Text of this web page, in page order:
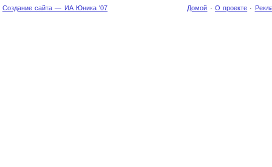
Создание сайта — ИА Юника '07 Домой · О проекте ·